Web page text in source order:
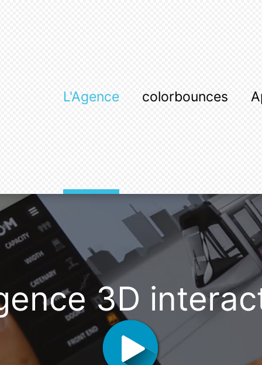
L'Agence colorbounces
3D